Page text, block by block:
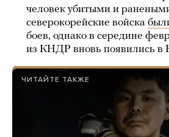
человек убитыми и
северокорейские войска
боев, однако в середине
из КНДР вновь появились в
ЧИТАЙТЕ ТАКЖЕ